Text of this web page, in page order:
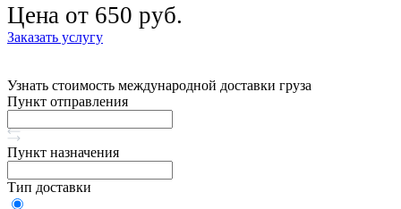
Цена от 650 руб.
Заказать услугу
Узнать стоимость международной доставки груза
Пункт отправления
Пункт назначения
Тип доставки